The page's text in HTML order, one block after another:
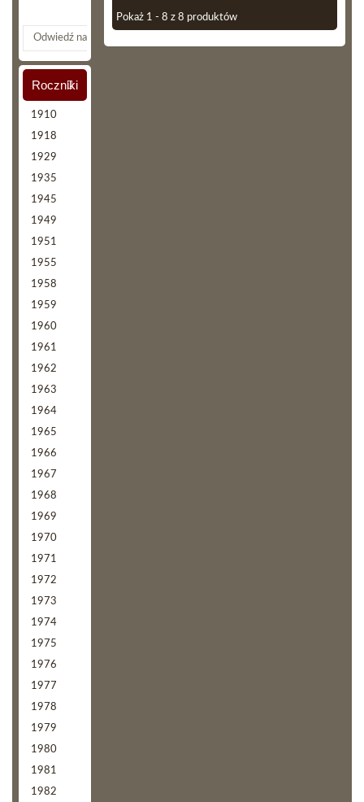
Odwiedź naszego bloga
Roczniki
1910
1918
1929
1935
1945
1949
1951
1955
1958
1959
1960
1961
1962
1963
1964
1965
1966
1967
1968
1969
1970
1971
1972
1973
1974
1975
1976
1977
1978
1979
1980
1981
1982
Pokaż 1 - 8 z 8 produktów